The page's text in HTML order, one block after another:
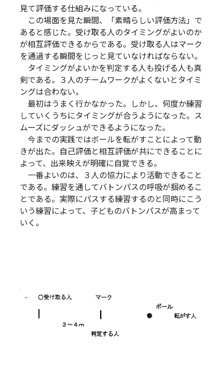
見て評価する仕組みになっている。
この場面を見た瞬間、「素晴らしい評価方法」で
あると感じた。受け取る人のタイミングがよいのか
が相互評価できるからである。受け取る人はマーク
を通過する瞬間をじっと見ていなければならない。
タイミングがよいかを判定する人も投げる人も真
剣である。３人のチームワークがよくないとタイミ
ングは合わない。
最初はうまく行かなかった。しかし、何度か練習
していくうちにタイミングが合うようになった。ス
ムーズにダッシュができるようになった。
今までの実践ではボールを転がすことによって動
きが出た。自己評価と相互評価が共にできることに
よって、出来映えが明確に自覚できる。
一番よいのは、３人の協力により活動できること
である。練習を通してバトンパスの呼吸が掴めるこ
とである。実際にパスする練習するのと同時にこう
いう練習によって、子どものバトンパスが高まって
いく。